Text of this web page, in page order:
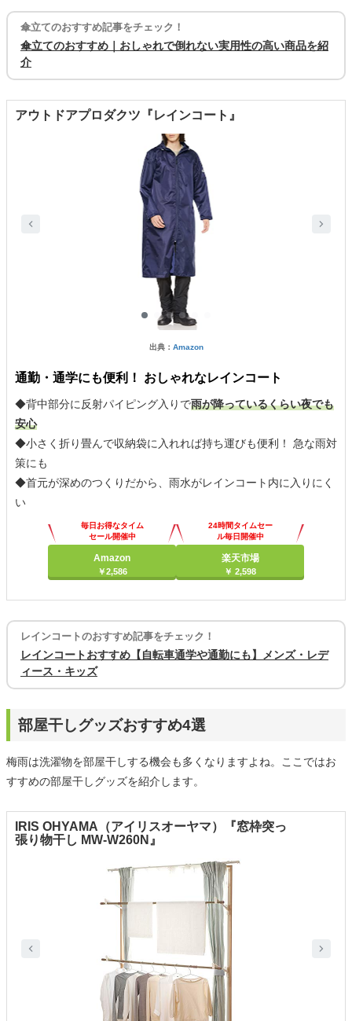
傘立てのおすすめ記事をチェック！
傘立てのおすすめ｜おしゃれで倒れない実用性の高い商品を紹
介
アウトドアプロダクツ『レインコート』
出典： Amazon
通勤・通学にも便利！ おしゃれなレインコート
◆背中部分に反射パイピング入りで雨が降っているくらい夜でも
安心
◆小さく折り畳んで収納袋に入れれば持ち運びも便利！ 急な雨対
策にも
◆首元が深めのつくりだから、雨水がレインコート内に入りにく
い
毎日お得なタイム
セール開催中
Amazon
￥2,586
24時間タイムセー
ル毎日開催中
楽天市場
￥ 2,598
レインコートのおすすめ記事をチェック！
レインコートおすすめ【自転車通学や通勤にも】メンズ・レデ
ィース・キッズ
部屋干しグッズおすすめ4選
梅雨は洗濯物を部屋干しする機会も多くなりますよね。ここではお
すすめの部屋干しグッズを紹介します。
IRIS OHYAMA（アイリスオーヤマ）『窓枠突っ
張り物干し MW-W260N』